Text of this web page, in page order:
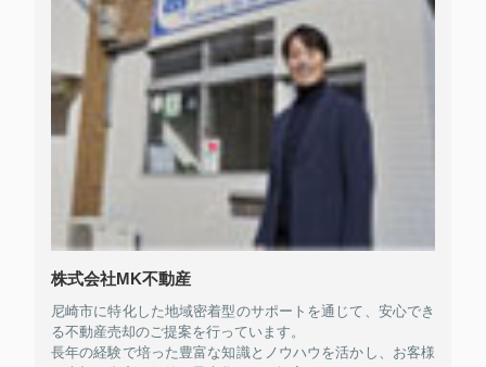
株式会社MK不動産
尼崎市に特化した地域密着型のサポートを通じて、安心でき
る不動産売却のご提案を行っています。
長年の経験で培った豊富な知識とノウハウを活かし、お客様